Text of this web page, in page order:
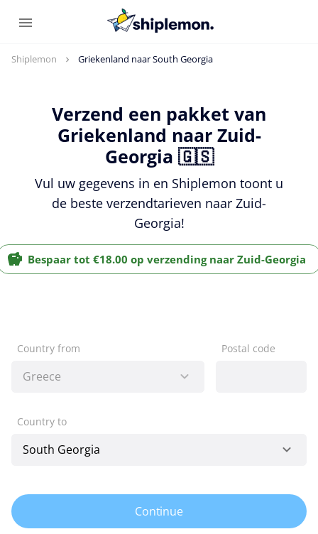
Shiplemon Griekenland naar South Georgia
Verzend een pakket van
Griekenland naar Zuid-
Georgia 🇬🇸
Vul uw gegevens in en Shiplemon toont u
de beste verzendtarieven naar Zuid-
Georgia!
Bespaar tot €18.00 op verzending naar Zuid-Georgia
Country from Postal code
Country to
Continue